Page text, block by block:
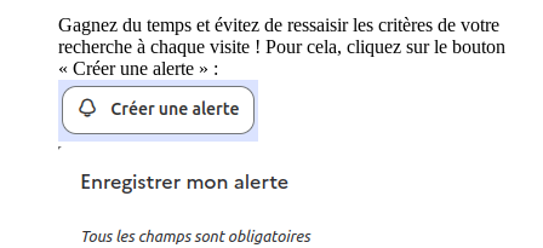
Gagnez du temps et évitez de ressaisir les critères de votre
recherche à chaque visite ! Pour cela, cliquez sur le bouton
« Créer une alerte » :